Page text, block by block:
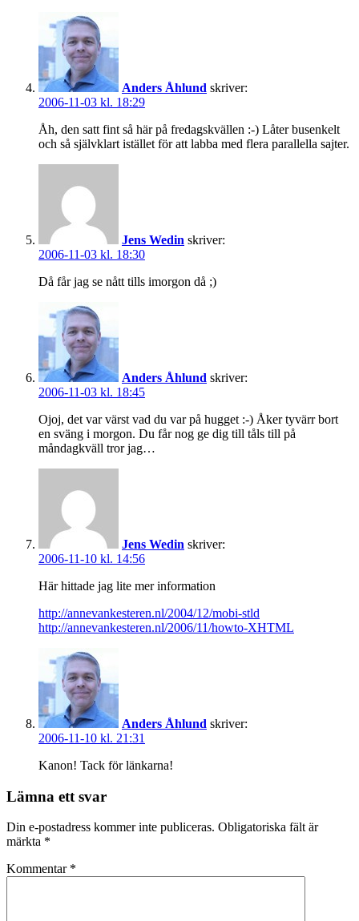
Anders Åhlund skriver:
2006-11-03 kl. 18:29
Åh, den satt fint så här på fredagskvällen :-) Låter busenkelt
och så självklart istället för att labba med flera parallella sajter.
Jens Wedin skriver:
2006-11-03 kl. 18:30
Då får jag se nått tills imorgon då ;)
Anders Åhlund skriver:
2006-11-03 kl. 18:45
Ojoj, det var värst vad du var på hugget :-) Åker tyvärr bort
en sväng i morgon. Du får nog ge dig till tåls till på
måndagkväll tror jag…
Jens Wedin skriver:
2006-11-10 kl. 14:56
Här hittade jag lite mer information
http://annevankesteren.nl/2004/12/mobi-stld
http://annevankesteren.nl/2006/11/howto-XHTML
Anders Åhlund skriver:
2006-11-10 kl. 21:31
Kanon! Tack för länkarna!
Lämna ett svar
Din e-postadress kommer inte publiceras. Obligatoriska fält är
märkta *
Kommentar *